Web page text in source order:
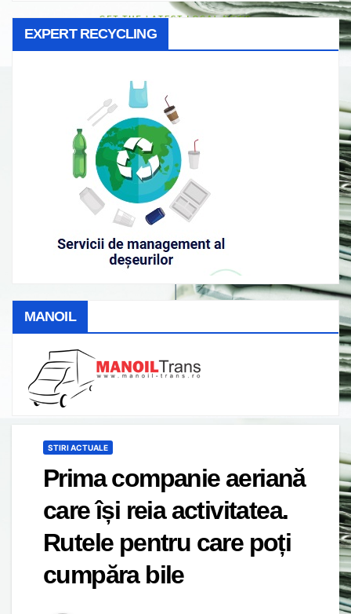
EXPERT RECYCLING
MANOIL
STIRI ACTUALE
Prima companie aeriană
care își reia activitatea.
Rutele pentru care poți
cumpăra bile